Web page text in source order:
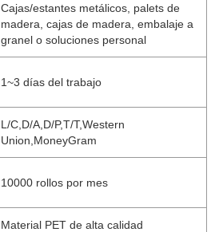
Cajas/estantes metálicos, palets de
madera, cajas de madera, embalaje a
granel o soluciones personal
1~3 días del trabajo
L/C,D/A,D/P,T/T,Western
Union,MoneyGram
10000 rollos por mes
Material PET de alta calidad